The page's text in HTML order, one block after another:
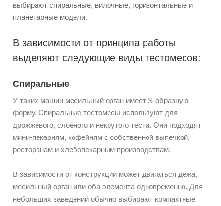
выбирают спиральные, вилочные, горизонтальные и
планетарные модели.
В зависимости от принципа работы
выделяют следующие виды тестомесов:
Спиральные
У таких машин месильный орган имеет S-образную
форму. Спиральные тестомесы используют для
дрожжевого, слоёного и некрутого теста. Они подходят
мини-пекарням, кофейням с собственной выпечкой,
ресторанам и хлебопекарным производствам.
В зависимости от конструкции может двигаться дежа,
месильный орган или оба элемента одновременно. Для
небольших заведений обычно выбирают компактные